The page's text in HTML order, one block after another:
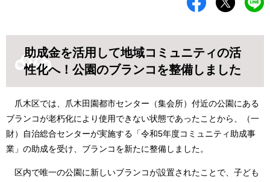
助成金を活用して地域コミュニティの活
性化へ！公園のブランコを整備しました
爪木区では、爪木田園都市センター（集会所）付近の公園にある
ブランコが老朽化により使用できない状態であったことから、（一
財）自治総合センターが実施する「令和5年度コミュニティ助成事
業」の助成を受け、ブランコを新たに整備しました。
区内で唯一の公園に新しいブランコが設置されたことで、子ども